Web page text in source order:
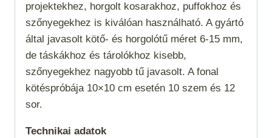
projektekhez, horgolt kosarakhoz, puffokhoz és
szőnyegekhez is kiválóan használható. A gyártó
által javasolt kötő- és horgolótű méret 6-15 mm,
de táskákhoz és tárolókhoz kisebb,
szőnyegekhez nagyobb tű javasolt. A fonal
kötéspróbája 10×10 cm esetén 10 szem és 12
sor.
Technikai adatok